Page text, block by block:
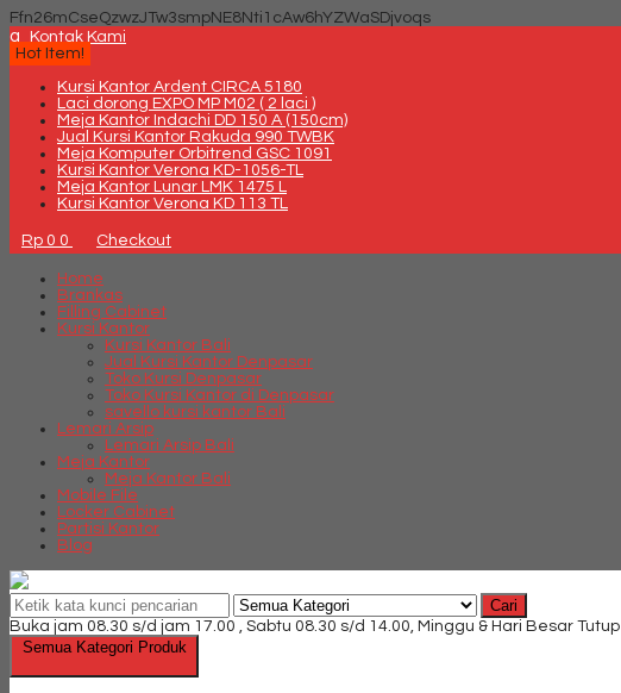
Ffn26mCseQzwzJTw3smpNE8Nti1cAw6hYZWaSDjvoqs
q
Kontak Kami
Hot Item!
Kursi Kantor Ardent CIRCA 5180
Laci dorong EXPO MP M02 ( 2 laci )
Meja Kantor Indachi DD 150 A (150cm)
Jual Kursi Kantor Rakuda 990 TWBK
Meja Komputer Orbitrend GSC 1091
Kursi Kantor Verona KD-1056-TL
Meja Kantor Lunar LMK 1475 L
Kursi Kantor Verona KD 113 TL
Rp 0 0 Checkout
Home
Brankas
Filling Cabinet
Kursi Kantor
Kursi Kantor Bali
Jual Kursi Kantor Denpasar
Toko Kursi Denpasar
Toko Kursi Kantor di Denpasar
savello kursi kantor Bali
Lemari Arsip
Lemari Arsip Bali
Meja Kantor
Meja Kantor Bali
Mobile File
Locker Cabinet
Partisi Kantor
Blog
Cari
Buka jam 08.30 s/d jam 17.00 , Sabtu 08.30 s/d 14.00, Minggu & Hari Besar Tutup
Semua Kategori Produk